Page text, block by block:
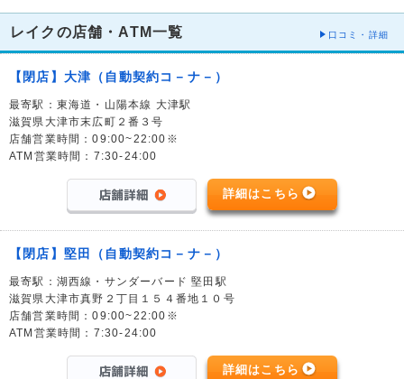
レイクの店舗・ATM一覧 口コミ・詳細
【閉店】大津（自動契約コ－ナ－）
最寄駅：東海道・山陽本線 大津駅
滋賀県大津市末広町２番３号
店舗営業時間：09:00~22:00※
ATM営業時間：7:30-24:00
詳細はこちら
【閉店】堅田（自動契約コ－ナ－）
最寄駅：湖西線・サンダーバード 堅田駅
滋賀県大津市真野２丁目１５４番地１０号
店舗営業時間：09:00~22:00※
ATM営業時間：7:30-24:00
詳細はこちら